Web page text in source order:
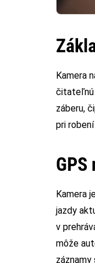
Kamera
čitateľnú
záberu,
pri
Kamera
jazdy
v
môže